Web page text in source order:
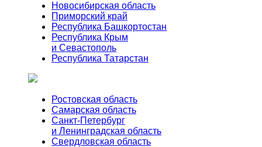
Новосибирская область
Приморский край
Республика Башкортостан
Республика Крым
и Севастополь
Республика Татарстан
Ростовская область
Самарская область
Санкт-Петербург
и Ленинградская область
Свердловская область